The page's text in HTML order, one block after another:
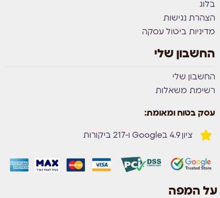
בלוג
הצהרת נגישות
מדיניות ביטול עסקה
החשבון שלי
החשבון שלי
רשימת משאלות
עסק בטוח ומאומת:
ציון 4.9 בGoogle ו-217 ביקורות
על המפה